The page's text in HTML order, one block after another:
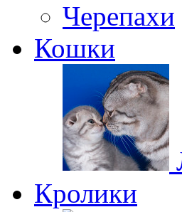
Черепахи
Кошки
Кролики